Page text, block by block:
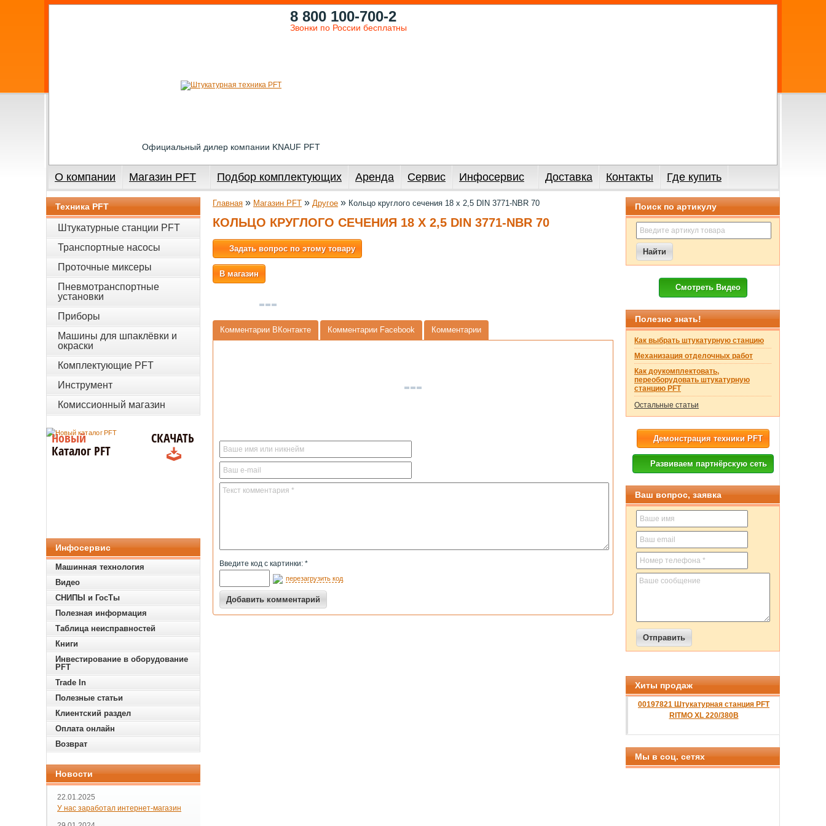
Официальный дилер компании KNAUF PFT
8 800 100-700-2
Звонки по России бесплатны
О компании Магазин PFT Подбор комплектующих Аренда Сервис Инфосервис Доставка Контакты Где купить
Главная » Магазин PFT » Другое » Кольцо круглого сечения 18 x 2,5 DIN 3771-NBR 70
КОЛЬЦО КРУГЛОГО СЕЧЕНИЯ 18 X 2,5 DIN 3771-NBR 70
Задать вопрос по этому товару
В магазин
Комментарии ВКонтакте Комментарии Facebook Комментарии
Введите код с картинки: *
перезагрузить код
Техника PFT
Штукатурные станции PFT
Транспортные насосы
Проточные миксеры
Пневмотранспортные
установки
Приборы
Машины для шпаклёвки и
окраски
Комплектующие PFT
Инструмент
Комиссионный магазин
Новый
Каталог PFT
СКАЧАТЬ
Инфосервис
Машинная технология
Видео
СНИПЫ и ГосТы
Полезная информация
Таблица неисправностей
Книги
Инвестирование в оборудование
PFT
Trade In
Полезные статьи
Клиентский раздел
Оплата онлайн
Возврат
Новости
22.01.2025
У нас заработал интернет-магазин
Поиск по артикулу
Смотреть Видео
Полезно знать!
Как выбрать штукатурную станцию
Механизация отделочных работ
Как доукомплектовать,
переоборудовать штукатурную
станцию PFT
Остальные статьи
Демонстрация техники PFT
Развиваем партнёрскую сеть
Ваш вопрос, заявка
Хиты продаж
00197821 Штукатурная станция PFT
RITMO XL 220/380B
Мы в соц. сетях